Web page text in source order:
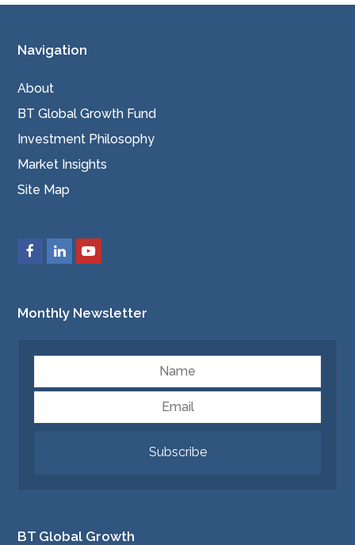
Navigation
About
BT Global Growth Fund
Investment Philosophy
Market Insights
Site Map
Monthly Newsletter
Subscribe
BT Global Growth